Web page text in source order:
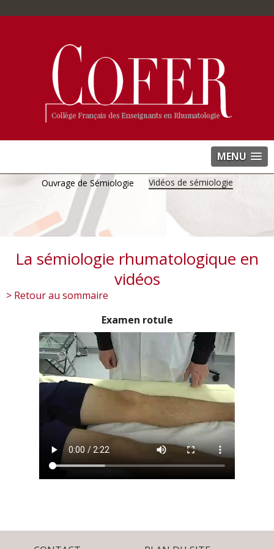
MENU
Ouvrage de Sémiologie Vidéos de sémiologie
La sémiologie rhumatologique en
vidéos
> Retour au sommaire
Examen rotule